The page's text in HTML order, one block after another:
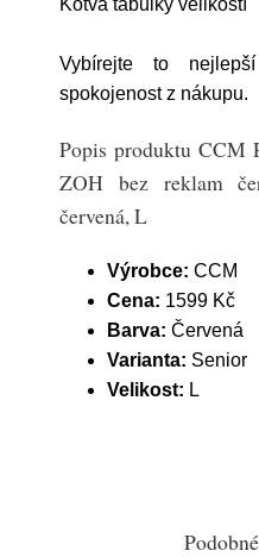
Kotva tabulky velikostí
Vybírejte to
spokojenost z nákupu.
Popis produktu CCM
ZOH bez reklam
červená, L
Výrobce: CCM
Cena: 1599 Kč
Barva: Červená
Varianta: Senior
Velikost: L